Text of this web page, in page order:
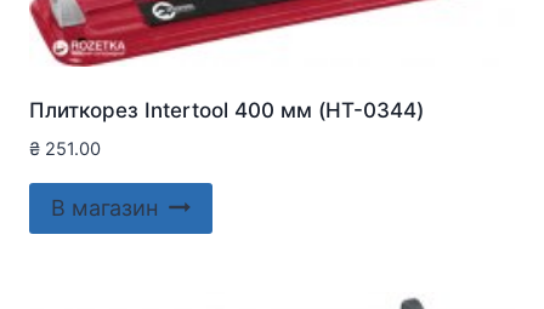
Плиткорез Intertool 400 мм (HT-0344)
₴ 251.00
В магазин